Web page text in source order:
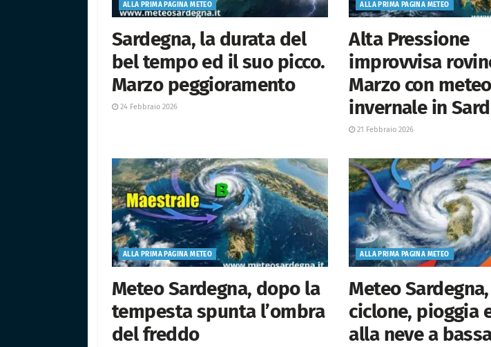
ALLA PRIMA PAGINA METEO
Sardegna, la durata del
bel tempo ed il suo picco.
Marzo peggioramento
24 Febbraio 2026
ALLA PRIMA PAGINA METEO
Alta Pressione
improvvisa
Marzo con meteo
invernale in
21 Febbraio 2026
ALLA PRIMA PAGINA METEO
Meteo Sardegna, dopo la
tempesta spunta l’ombra
del freddo
ALLA PRIMA PAGINA METEO
Meteo
ciclone, pioggia
alla neve a